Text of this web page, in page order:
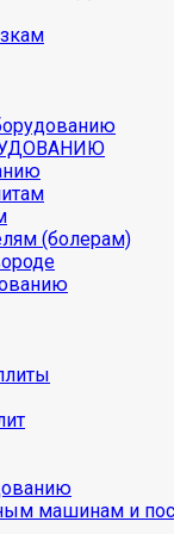
(болерам)
машинам и